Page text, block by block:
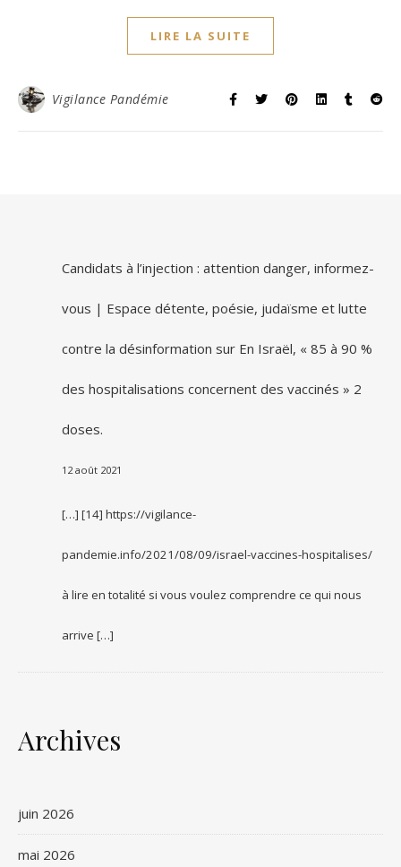
LIRE LA SUITE
Vigilance Pandémie
Candidats à l’injection : attention danger, informez-
vous | Espace détente, poésie, judaïsme et lutte
contre la désinformation sur En Israël, « 85 à 90 %
des hospitalisations concernent des vaccinés » 2
doses.
12 août 2021
[…] [14] https://vigilance-
pandemie.info/2021/08/09/israel-vaccines-hospitalises/
à lire en totalité si vous voulez comprendre ce qui nous
arrive […]
Archives
juin 2026
mai 2026